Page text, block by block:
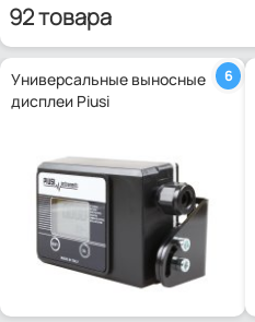
92 товара
Универсальные выносные
дисплеи Piusi
6